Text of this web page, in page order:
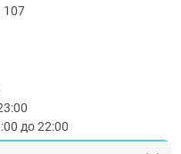
107
до 22:00